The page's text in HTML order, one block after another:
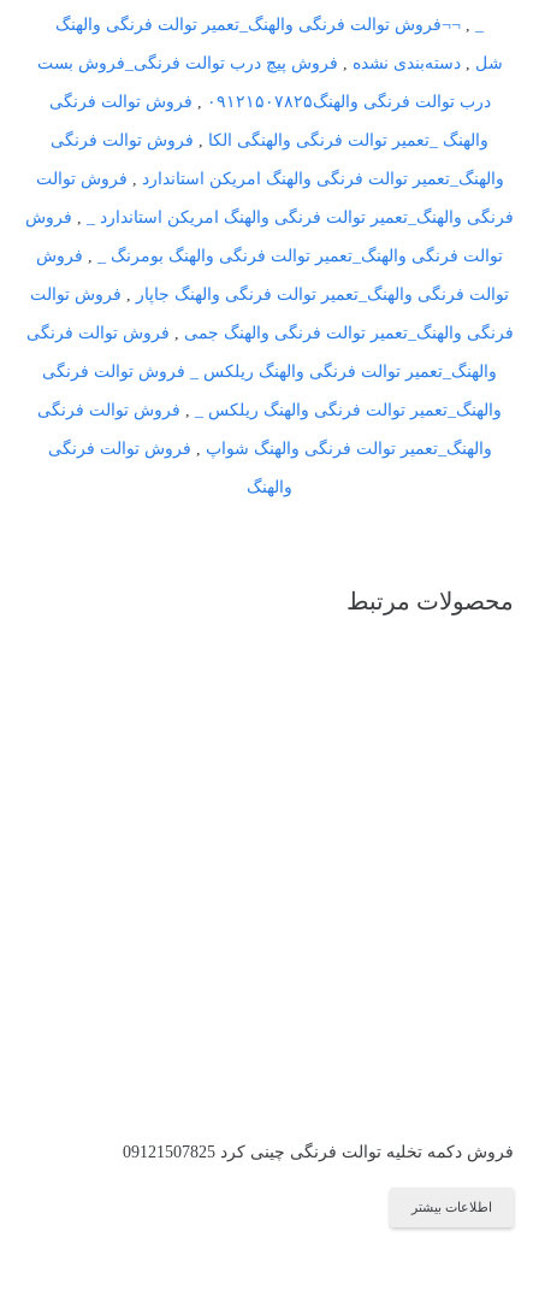
, ¬¬فروش توالت فرنگی والهنگ_تعمیر توالت فرنگی والهنگ
شل ,دسته‌بندی نشده , فروش پیچ درب توالت فرنگی_فروش بست
درب توالت فرنگی والهنگ۰۹۱۲۱۵۰۷۸۲۵ , فروش توالت فرنگی
والهنگ _تعمیر توالت فرنگی والهنگی الکا , فروش توالت فرنگی
والهنگ_تعمیر توالت فرنگی والهنگ امریکن استاندارد , فروش توالت
فرنگی والهنگ_تعمیر توالت فرنگی والهنگ امریکن استاندارد _ , فروش
توالت فرنگی والهنگ_تعمیر توالت فرنگی والهنگ بومرنگ _ , فروش
توالت فرنگی والهنگ_تعمیر توالت فرنگی والهنگ جاپار , فروش توالت
فرنگی والهنگ_تعمیر توالت فرنگی والهنگ جمی , فروش توالت فرنگی
والهنگ_تعمیر توالت فرنگی والهنگ ریلکس _ فروش توالت فرنگی
والهنگ_تعمیر توالت فرنگی والهنگ ریلکس _ , فروش توالت فرنگی
والهنگ_تعمیر توالت فرنگی والهنگ شواپ , فروش توالت فرنگی
والهنگ
محصولات مرتبط
فروش دکمه تخلیه توالت فرنگی چینی کرد 09121507825
اطلاعات بیشتر